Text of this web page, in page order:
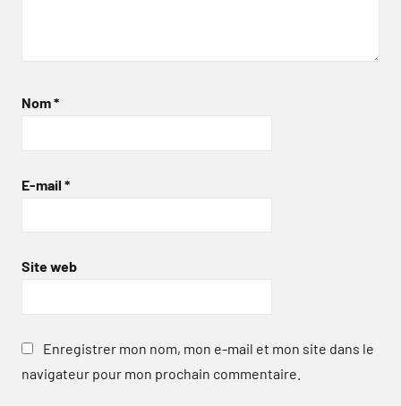
Nom*
E-mail *
Site web
Enregistrer mon nom, mon e-mail et mon site dans le
navigateur pour mon prochain commentaire.